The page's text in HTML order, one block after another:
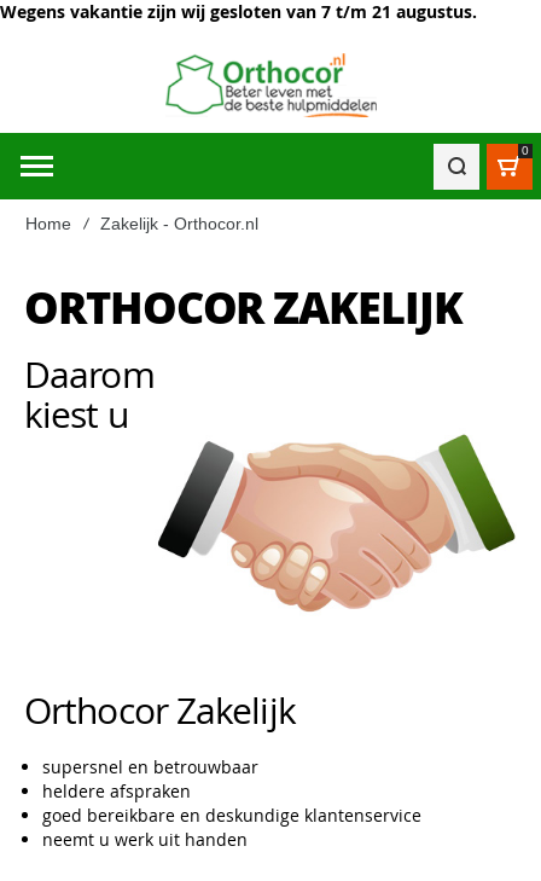
Wegens vakantie zijn wij gesloten van 7 t/m 21 augustus.
0
Home Zakelijk - Orthocor.nl
ORTHOCOR ZAKELIJK
Daarom
kiest u
Orthocor Zakelijk
supersnel en betrouwbaar
heldere afspraken
goed bereikbare en deskundige klantenservice
neemt u werk uit handen